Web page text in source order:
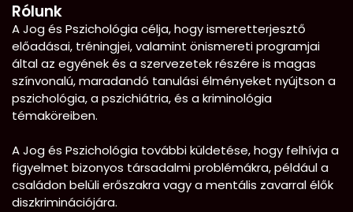
Rólunk
A Jog és Pszichológia célja, hogy ismeretterjesztő
előadásai, tréningjei, valamint önismereti programjai
által az egyének és a szervezetek részére is magas
színvonalú, maradandó tanulási élményeket nyújtson a
pszichológia, a pszichiátria, és a kriminológia
témaköreiben.
A Jog és Pszichológia további küldetése, hogy felhívja a
figyelmet bizonyos társadalmi problémákra, például a
családon belüli erőszakra vagy a mentális zavarral élők
diszkriminációjára.